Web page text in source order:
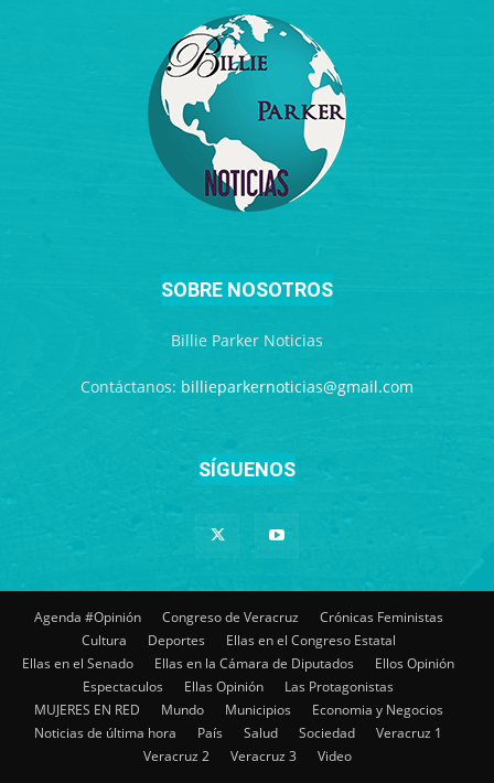
SOBRE NOSOTROS
Billie Parker Noticias
Contáctanos: billieparkernoticias@gmail.com
SÍGUENOS
Agenda #Opinión Congreso de Veracruz
Crónicas Feministas
Cultura
Deportes
Ellas en el Congreso Estatal
Ellas en el Senado
Ellas en la Cámara de Diputados
Ellos Opinión
Espectaculos
Ellas Opinión
Las Protagonistas
MUJERES EN RED
Mundo Municipios
Economia y Negocios
Noticias de última hora
País Salud Sociedad
Veracruz 1
Veracruz 2
Veracruz 3 Video